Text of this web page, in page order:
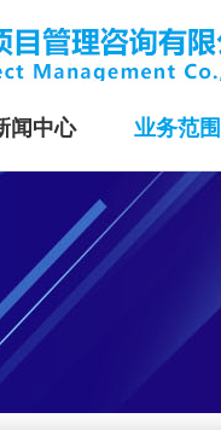
闻中心 业务范围